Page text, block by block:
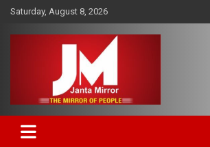
Skip
content
Saturday, August 8, 2026
Janta Mirror